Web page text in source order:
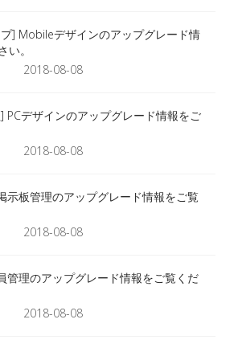
] Mobileデザインのアップグレード情
い。
2018-08-08
PCデザインのアップグレード情報をご
2018-08-08
示板管理のアップグレード情報をご覧
2018-08-08
管理のアップグレード情報をご覧くだ
2018-08-08